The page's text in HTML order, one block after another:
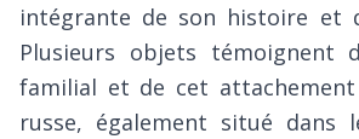
intégrante de son histoire et
Plusieurs objets témoignent
familial et de cet
russe, également situé dans